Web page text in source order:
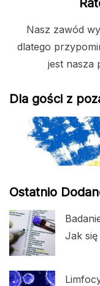
Nasz zawód
dlatego
jest nasza
Dla gości z
Ostatnio
Jak